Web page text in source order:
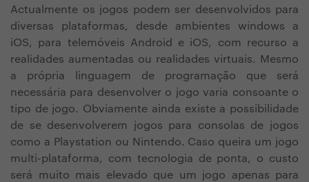
Actualmente os jogos podem ser desenvolvidos para
diversas plataformas, desde ambientes windows a
iOS, para telemóveis Android e iOS, com recurso a
realidades aumentadas ou realidades virtuais. Mesmo
a própria linguagem de programação que será
necessária para desenvolver o jogo varia consoante o
tipo de jogo. Obviamente ainda existe a possibilidade
de se desenvolverem jogos para consolas de jogos
como a Playstation ou Nintendo. Caso queira um jogo
multi-plataforma, com tecnologia de ponta, o custo
será muito mais elevado que um jogo apenas para